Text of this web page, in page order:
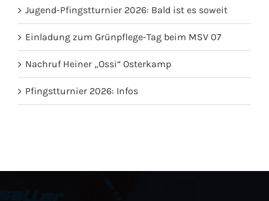
Jugend-Pfingstturnier 2026: Bald ist es soweit
Einladung zum Grünpflege-Tag beim MSV 07
Nachruf Heiner „Ossi“ Osterkamp
Pfingstturnier 2026: Infos